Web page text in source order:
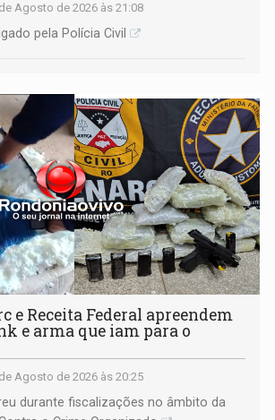
Agosto de 2026 às 21:08
pela Polícia Civil
e Receita Federal apreendem
e arma que iam para o
Agosto de 2026 às 20:25
durante fiscalizações no âmbito da